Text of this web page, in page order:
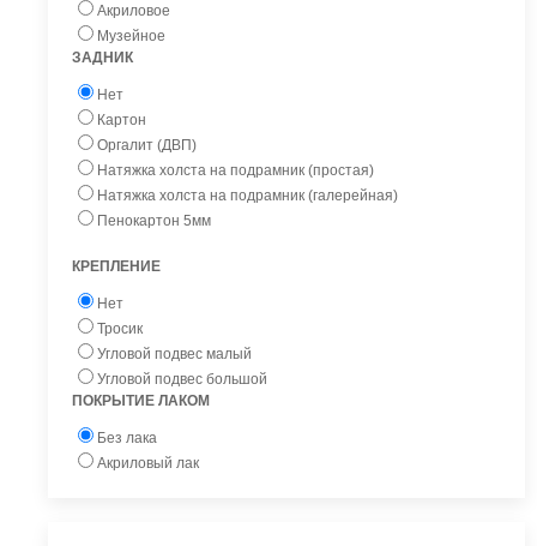
Акриловое
Музейное
ЗАДНИК
Нет
Картон
Оргалит (ДВП)
Натяжка холста на подрамник (простая)
Натяжка холста на подрамник (галерейная)
Пенокартон 5мм
КРЕПЛЕНИЕ
Нет
Тросик
Угловой подвес малый
Угловой подвес большой
ПОКРЫТИЕ ЛАКОМ
Без лака
Акриловый лак